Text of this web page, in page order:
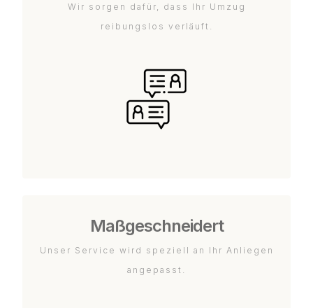
Wir sorgen dafür, dass Ihr Umzug
reibungslos verläuft.
Maßgeschneidert
Unser Service wird speziell an Ihr Anliegen
angepasst.